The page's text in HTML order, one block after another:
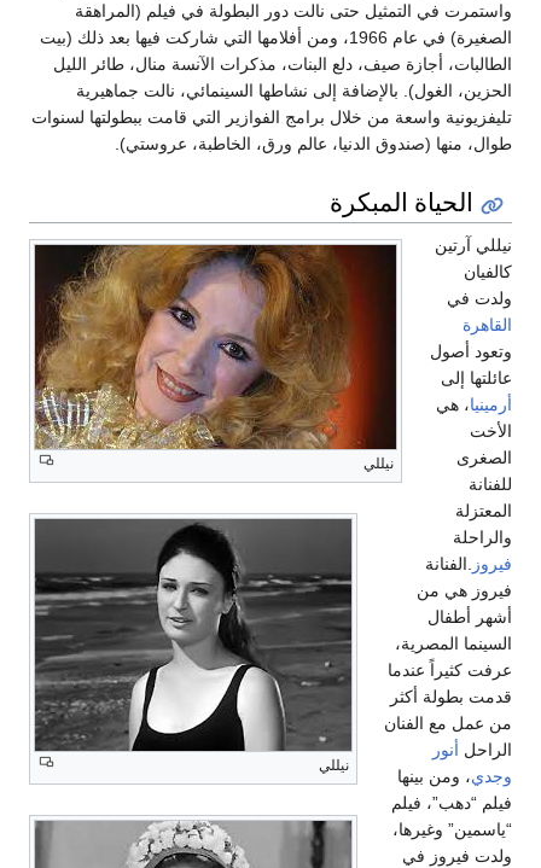
واستمرت في التمثيل حتى نالت دور البطولة في فيلم (المراهقة
الصغيرة) في عام 1966، ومن أفلامها التي شاركت فيها بعد ذلك (بيت
الطالبات، أجازة صيف، دلع البنات، مذكرات الآنسة منال، طائر الليل
الحزين، الغول). بالإضافة إلى نشاطها السينمائي، نالت جماهيرية
تليفزيونية واسعة من خلال برامج الفوازير التي قامت ببطولتها لسنوات
طوال، منها (صندوق الدنيا، عالم ورق، الخاطبة، عروستي).
الحياة المبكرة
نيللي
نيللي
نيللي آرتين
كالفيان
ولدت في
القاهرة
وتعود أصول
عائلتها إلى
أرمينيا، هي
الأخت
الصغرى
للفنانة
المعتزلة
والراحلة
فيروز .الفنانة
فيروز هي من
أشهر أطفال
السينما المصرية،
عرفت كثيراً عندما
قدمت بطولة أكثر
من عمل مع الفنان
الراحل أنور
وجدي، ومن بينها
فيلم “دهب”، فيلم
“ياسمين” وغيرها،
ولدت فيروز في